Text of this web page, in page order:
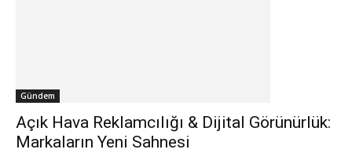
Gündem
Açık Hava Reklamcılığı & Dijital Görünürlük:
Markaların Yeni Sahnesi